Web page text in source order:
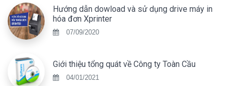
Hướng dẫn dowload và sử dụng drive máy in
hóa đơn Xprinter
07/09/2020
Giới thiệu tổng quát về Công ty Toàn Cầu
04/01/2021